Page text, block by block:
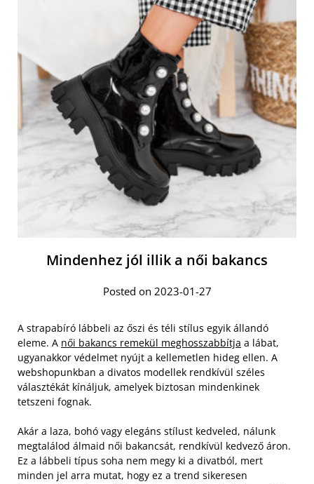
Mindenhez jól illik a női bakancs
Posted on 2023-01-27
A strapabíró lábbeli az őszi és téli stílus egyik állandó
eleme. A női bakancs remekül meghosszabbítja a lábat,
ugyanakkor védelmet nyújt a kellemetlen hideg ellen. A
webshopunkban a divatos modellek rendkívül széles
választékát kínáljuk, amelyek biztosan mindenkinek
tetszeni fognak.
Akár a laza, bohó vagy elegáns stílust kedveled, nálunk
megtalálod álmaid női bakancsát, rendkívül kedvező áron.
Ez a lábbeli típus soha nem megy ki a divatból, mert
minden jel arra mutat, hogy ez a trend sikeresen